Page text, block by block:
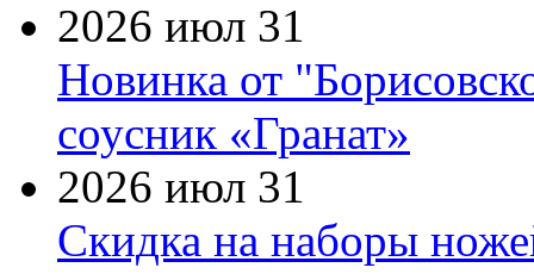
2026 июл 31
Новинка от
соусник «Гранат»
2026 июл 31
Скидка на наборы